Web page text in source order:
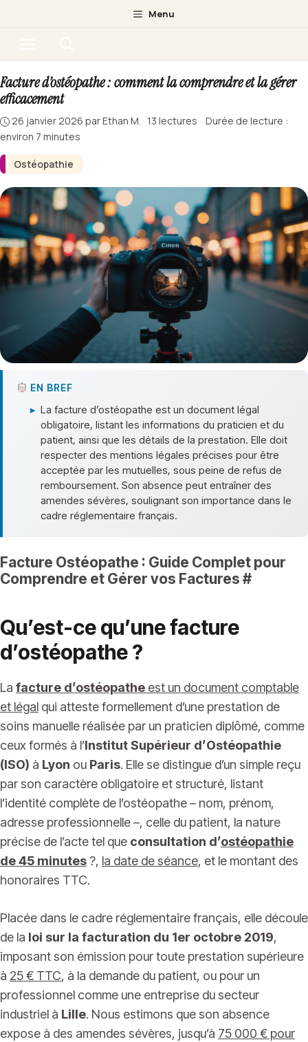
au
Menu
Ostéopathie
Facture d’ostéopathe : comment la comprendre et la gérer
efficacement
26 janvier 2026 parEthan M. · 13 lectures · Durée de lecture :
environ 7 minutes
EN BREF
▸ La facture d’ostéopathe est un document légal
obligatoire, listant les informations du praticien et du
patient, ainsi que les détails de la prestation. Elle doit
respecter des mentions légales précises pour être
acceptée par les mutuelles, sous peine de refus de
remboursement. Son absence peut entraîner des
amendes sévères, soulignant son importance dans le
cadre réglementaire français.
Facture Ostéopathe : Guide Complet pour
Comprendre et Gérer vos Factures #
Qu’est-ce qu’une facture
d’ostéopathe ?
La facture d’ostéopathe est un document comptable
et légal qui atteste formellement d’une prestation de
soins manuelle réalisée par un praticien diplômé, comme
ceux formés à l’Institut Supérieur d’Ostéopathie
(ISO) à Lyon ou Paris. Elle se distingue d’un simple reçu
par son caractère obligatoire et structuré, listant
l’identité complète de l’ostéopathe – nom, prénom,
adresse professionnelle –, celle du patient, la nature
précise de l’acte tel que consultation d’ostéopathie
de 45 minutes ?, la date de séance, et le montant des
honoraires TTC.
Placée dans le cadre réglementaire français, elle découle
de la loi sur la facturation du 1er octobre 2019,
imposant son émission pour toute prestation supérieure
à 25 € TTC, à la demande du patient, ou pour un
professionnel comme une entreprise du secteur
industriel à Lille. Nous estimons que son absence
expose à des amendes sévères, jusqu’à 75 000 € pour